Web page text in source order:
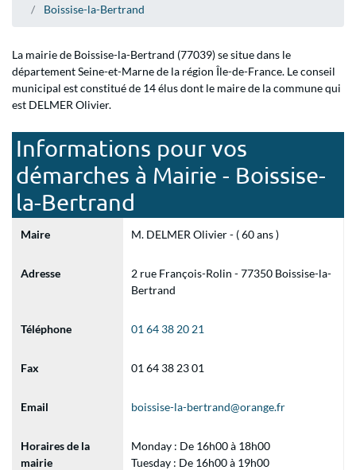
Boissise-la-Bertrand
La mairie de Boissise-la-Bertrand (77039) se situe dans le
département Seine-et-Marne de la région Île-de-France. Le conseil
municipal est constitué de 14 élus dont le maire de la commune qui
est DELMER Olivier.
Informations pour vos
démarches à Mairie - Boissise-
la-Bertrand
Maire M. DELMER Olivier - ( 60 ans )
Adresse
2 rue François-Rolin - 77350 Boissise-la-
Bertrand
Téléphone 01 64 38 20 21
Fax 01 64 38 23 01
Email boissise-la-bertrand@orange.fr
Horaires de la
mairie
Monday : De 16h00 à 18h00
Tuesday : De 16h00 à 19h00